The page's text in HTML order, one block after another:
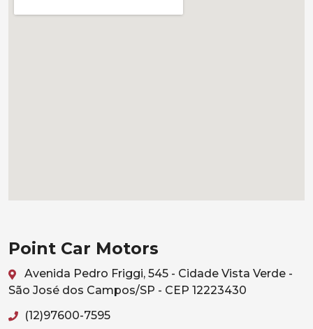
Point Car Motors
Avenida Pedro Friggi, 545 - Cidade Vista Verde -
São José dos Campos/SP - CEP 12223430
(12)97600-7595